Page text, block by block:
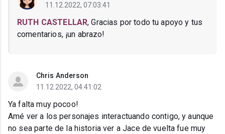
11.12.2022, 07:03:41
RUTH CASTELLAR, Gracias por todo tu apoyo y tus
comentarios, ¡un abrazo!
Chris Anderson
11.12.2022, 04:41:02
Ya falta muy pocoo!
Amé ver a los personajes interactuando contigo, y aunque
no sea parte de la historia ver a Jace de vuelta fue muy